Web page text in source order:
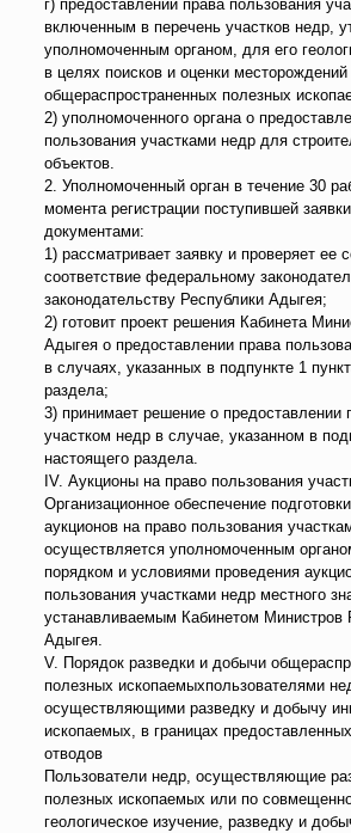
г) предоставлении права пользования
включенным в перечень участков недр,
уполномоченным органом, для его
в целях поисков и оценки месторождений
общераспространенных полезных
2) уполномоченного органа о
пользования участками недр для
объектов.
2. Уполномоченный орган в течение 30
момента регистрации поступившей
документами:
1) рассматривает заявку и проверяет ее
соответствие федеральному
законодательству Республики Адыгея;
2) готовит проект решения Кабинета
Адыгея о предоставлении права
в случаях, указанных в подпункте 1
раздела;
3) принимает решение о предоставлении
участком недр в случае, указанном в
настоящего раздела.
IV. Аукционы на право пользования
Организационное обеспечение
аукционов на право пользования
осуществляется уполномоченным
порядком и условиями проведения
пользования участками недр местного
устанавливаемым Кабинетом Министров
Адыгея.
V. Порядок разведки и добычи
полезных ископаемыхпользователями
осуществляющими разведку и добычу
ископаемых, в границах
отводов
Пользователи недр, осуществляющие
полезных ископаемых или по
геологическое изучение, разведку и